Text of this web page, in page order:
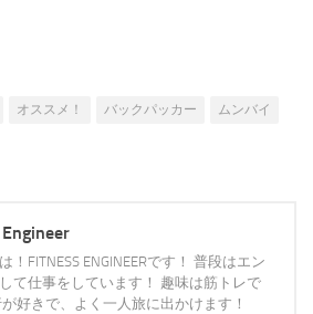
オススメ！ バックパッカー
ムンバイ
！FITNESS ENGINEERです！ 普段はエン
て仕事をしています！ 趣味は筋トレで
好きで、よく一人旅に出かけます！